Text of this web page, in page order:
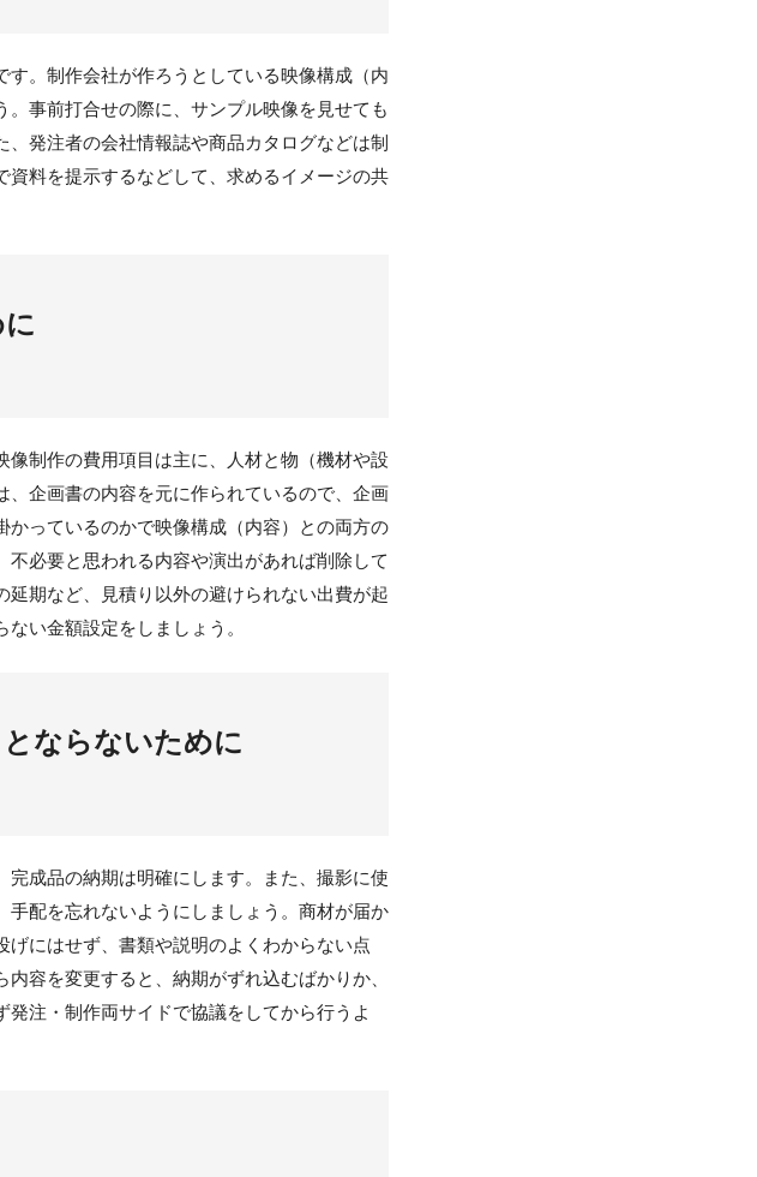
。制作会社が作ろうとしている映像構成（内
事前打合せの際に、サンプル映像を見せても
発注者の会社情報誌や商品カタログなどは制
料を提示するなどして、求めるイメージの共
制作の費用項目は主に、人材と物（機材や設
企画書の内容を元に作られているので、企画
っているのかで映像構成（内容）との両方の
必要と思われる内容や演出があれば削除して
期など、見積り以外の避けられない出費が起
い金額設定をしましょう。
ならないために
成品の納期は明確にします。また、撮影に使
配を忘れないようにしましょう。商材が届か
にはせず、書類や説明のよくわからない点
容を変更すると、納期がずれ込むばかりか、
注・制作両サイドで協議をしてから行うよ